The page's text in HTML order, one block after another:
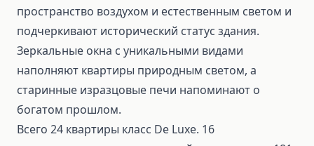
пространство воздухом и естественным светом и
подчеркивают исторический статус здания.
Зеркальные окна с уникальными видами
наполняют квартиры природным светом, а
старинные изразцовые печи напоминают о
богатом прошлом.
Всего 24 квартиры класс De Luxe. 16